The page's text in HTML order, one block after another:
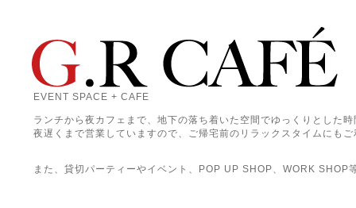
EVENT SPACE + CAFE
ランチから夜カフェまで、地下の落ち着いた空間でゆっくりとした
夜遅くまで営業していますので、ご帰宅前のリラックスタイムにも
また、貸切パーティーやイベント、POP UP SHOP、WORK SHOP